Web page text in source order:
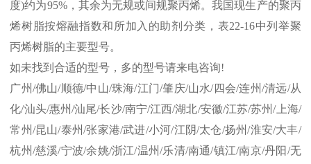
度)约为95%，其余为无规或间规聚丙烯。我国现生产的聚丙
烯树脂按熔融指数和所加入的助剂分类，表22-16中列举聚
丙烯树脂的主要型号。
如未找到合适的型号，多的型号请来电咨询!
广州/佛山/顺德/中山/珠海/江门/肇庆/山水/四会/连州/清远/从
化/汕头/惠州/汕尾/长沙/南宁/江西/湖北/安徽/江苏/苏州/上海/
常州/昆山/泰州/张家港/武进/小河/江阴/太仓/扬州/淮安/大丰/
杭州/慈溪/宁波/余姚/浙江/温州/乐清/南通/镇江/南京/丹阳 /无